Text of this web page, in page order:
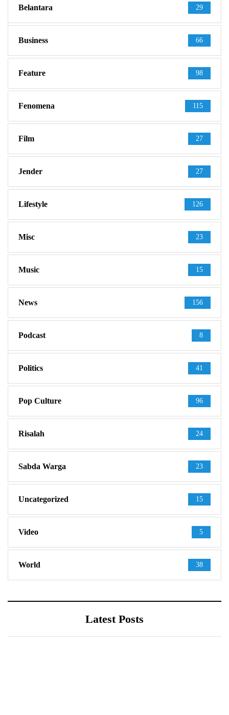
Belantara 29
Business 66
Feature 98
Fenomena 115
Film 27
Jender 27
Lifestyle 126
Misc 23
Music 15
News 156
Podcast 8
Politics 41
Pop Culture 96
Risalah 24
Sabda Warga 23
Uncategorized 15
Video 5
World 38
Latest Posts